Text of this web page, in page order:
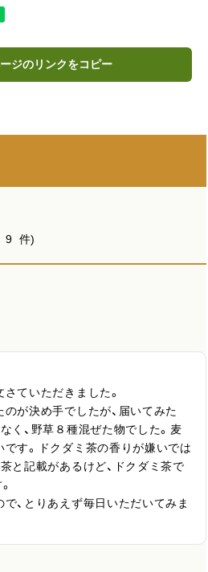
ジのリンクをコピー
9
ていただきました。
が決め手でしたが、届いてみた
く、野草８種混ぜた物でした。麦
す。ドクダミ茶の香りが嫌いでは
と記載があるけど、ドクダミ茶で
、とりあえず毎日いただいてみま